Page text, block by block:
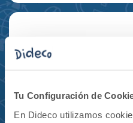
Tu Configuración de
En Dideco utilizamos